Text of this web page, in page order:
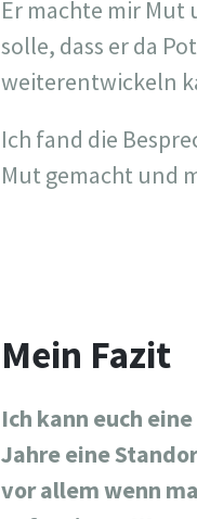
Er machte mir Mut
solle, dass er da
weiterentwickeln
Ich fand die
Mut gemacht und
Mein Fazit
Ich kann euch
Jahre eine
vor allem wenn